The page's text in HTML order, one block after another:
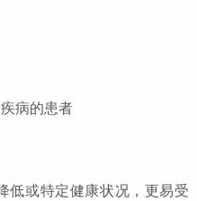
病的患者
低或特定健康状况，更易受